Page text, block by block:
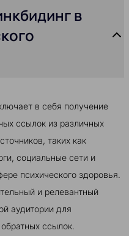
в
в себя получение
ссылок из различных
таких как
социальные сети и
психического здоровья.
и релевантный
аудитории для
ссылок.